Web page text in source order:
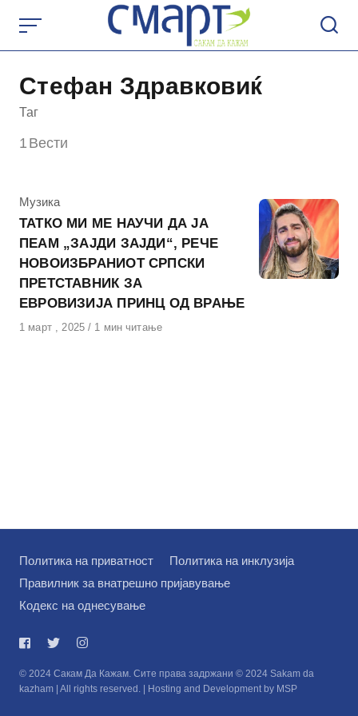
content
Стефан Здравковиќ
Таг
1 Вести
КАтегорија
Музика
ТАТКО МИ МЕ НАУЧИ ДА ЈА
ПЕАМ „ЗАЈДИ ЗАЈДИ“, РЕЧЕ
НОВОИЗБРАНИОТ СРПСКИ
ПРЕТСТАВНИК ЗА
ЕВРОВИЗИЈА ПРИНЦ ОД ВРАЊЕ
Објавено
1 март , 2025 1 мин читање
Политика на приватност
Политика на инклузија
Правилник за внатрешно пријавување
Кодекс на однесување
© 2024 Сакам Да Кажам. Сите права задржани © 2024 Sakam da
kazham | All rights reserved. | Hosting and Development by MSP